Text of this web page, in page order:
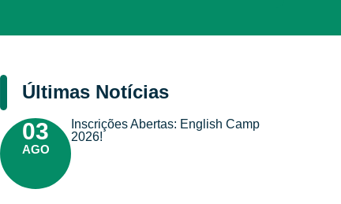
Últimas Notícias
03
AGO
Inscrições Abertas: English Camp
2026!